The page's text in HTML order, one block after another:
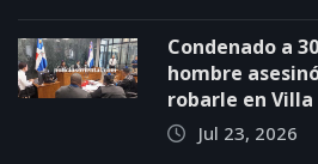
Condenado a
hombre
robarle en
Jul 23, 2026